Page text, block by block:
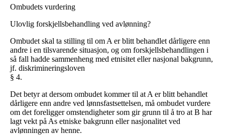
Ombudets vurdering
Ulovlig forskjellsbehandling ved avlønning?
Ombudet skal ta stilling til om A er blitt behandlet dårligere enn
andre i en tilsvarende situasjon, og om forskjellsbehandlingen i
så fall hadde sammenheng med etnisitet eller nasjonal bakgrunn,
jf. diskrimineringsloven
§ 4.
Det betyr at dersom ombudet kommer til at A er blitt behandlet
dårligere enn andre ved lønnsfastsettelsen, må ombudet vurdere
om det foreligger omstendigheter som gir grunn til å tro at B har
lagt vekt på As etniske bakgrunn eller nasjonalitet ved
avlønningen av henne.